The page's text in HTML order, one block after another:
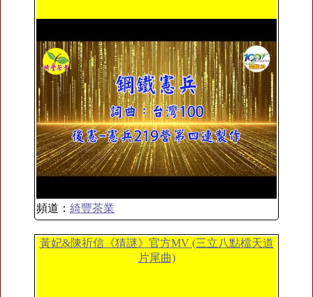
頻道： 綺豐茶業
黃妃&陳祈信《猜謎》官方MV (三立八點檔天道
片尾曲)